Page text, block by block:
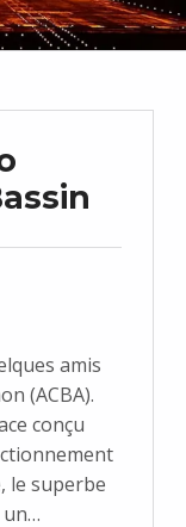
amis
(ACBA).
conçu
le superbe
un…